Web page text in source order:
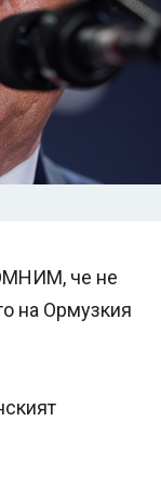
че не
на Ормузкия